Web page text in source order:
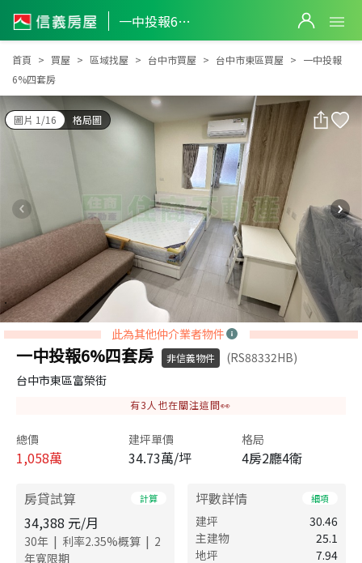
一中投報6%四套房
一中投報6%四套房
首頁 買屋 區域找屋 台中市買屋 台中市東區買屋
一中投報
6%四套房
圖片 1/16 格局圖
此為其他仲介業者物件
一中投報6%四套房 非信義物件
(RS88332HB)
台中市東區富榮街
有3 人也在關注這間👀
總價
1,058萬
建坪單價
34.73萬/坪
格局
4房2廳4衛
房貸試算 計算
34,388 元/月
30年 | 利率2.35%概算 | 2
年寬限期
坪數詳情 細項
建坪
30.46
主建物
25.1
地坪
7.94